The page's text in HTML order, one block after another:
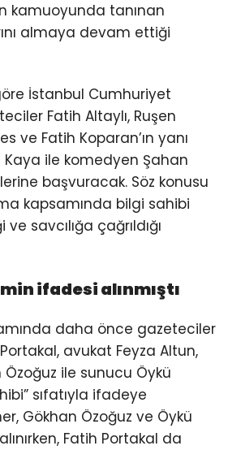
kamuoyunda tanınan
almaya devam ettiği
İstanbul Cumhuriyet
Fatih Altaylı, Ruşen
ve Fatih Koparan’ın yanı
Kaya ile komedyen Şahan
başvuracak. Söz konusu
kapsamında bilgi sahibi
savcılığa çağrıldığı
ifadesi alınmıştı
daha önce gazeteciler
avukat Feyza Altun,
ile sunucu Öykü
sıfatıyla ifadeye
Gökhan Özoğuz ve Öykü
Fatih Portakal da